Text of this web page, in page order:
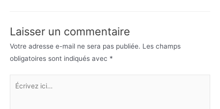
Laisser un commentaire
Votre adresse e-mail ne sera pas publiée. Les champs
obligatoires sont indiqués avec *
Écrivez